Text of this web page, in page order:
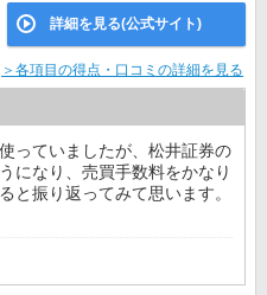
詳細を見る(公式サイト)
＞各項目の得点・口コミの詳細を見る
っていましたが、松井証券の
になり、売買手数料をかなり
と振り返ってみて思います。